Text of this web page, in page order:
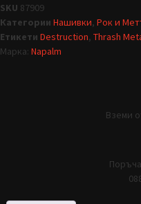
SKU 87909
Категории Нашивки, Рок и
Етикети Destruction, Thrash
Марка: Napalm
Вземи